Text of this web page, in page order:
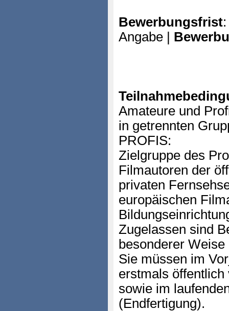
Bewerbungsfrist
Angabe |
Amateure und
in getrennten
PROFIS:
Zielgruppe des
Filmautoren der
privaten
europäischen
Zugelassen sind
besonderer
Sie müssen im
erstmals
sowie im
(Endfertigung).